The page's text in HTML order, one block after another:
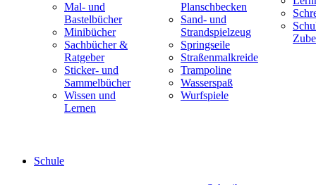
Mal- und
Bastelbücher
Minibücher
Sachbücher &
Ratgeber
Sticker- und
Sammelbücher
Wissen und
Lernen
Planschbecken
Sand- und
Strandspielzeug
Springseile
Straßenmalkreide
Trampoline
Wasserspaß
Wurfspiele
Schule